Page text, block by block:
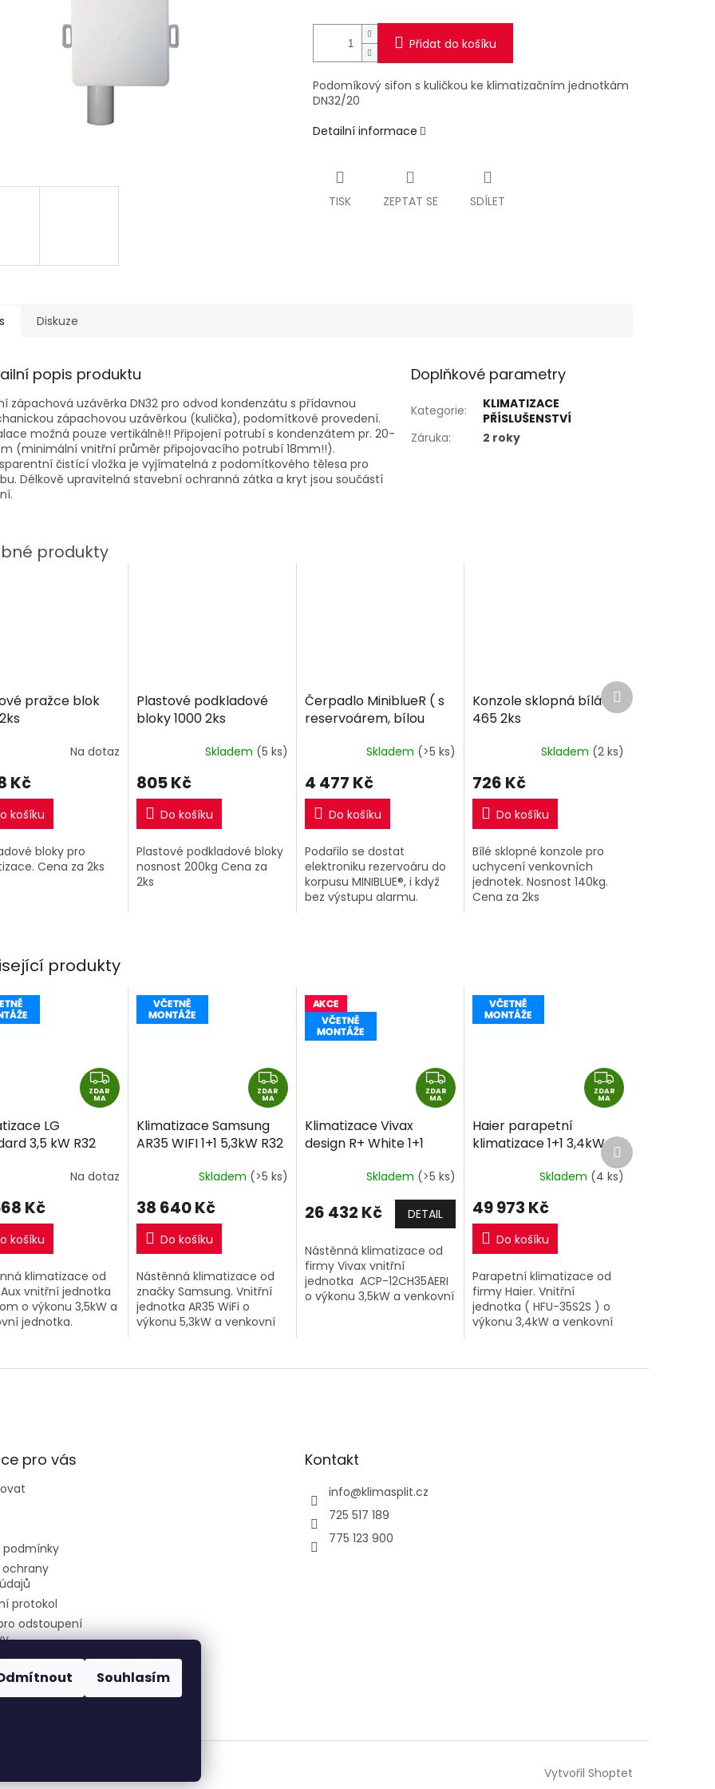
Souhlasím
Přidat do košíku
Podomíkový sifon s kuličkou ke klimatizačním jednotkám
DN32/20
Detailní informace
TISK ZEPTAT SE SDÍLET
produkty
Z
D
A
ZDAR
MA
LG
3,5 kW R32
Na dotaz
Kč
košíku
klimatizace od
vnitřní jednotka
o výkonu 3,5kW a
jednotka.
Z
D
R
M
A
ZDAR
MA
Klimatizace Samsung
AR35 WIFI 1+1 5,3kW R32
Skladem (>5 ks)
38 640 Kč
Do košíku
Nástěnná klimatizace od
značky Samsung. Vnitřní
jednotka AR35 WiFi o
výkonu 5,3kW a venkovní
Z
D
A
ZDAR
MA
Klimatizace Vivax
design R+ White 1+1
+dárek
Skladem (>5 ks)
26 432 Kč DETAIL
Nástěnná klimatizace od
firmy Vivax vnitřní
jednotka ACP-12CH35AERI
o výkonu 3,5kW a venkovní
Z
D
R
M
A
ZDAR
MA
Haier parapetní
klimatizace 1+1 3,4kW
R32 včetně montáže
Skladem (4 ks)
49 973 Kč
Do košíku
Parapetní klimatizace od
firmy Haier. Vnitřní
jednotka ( HFU-35S2S ) o
výkonu 3,4kW a venkovní
Další
produkt
Diskuze
popis produktu
zápachová uzávěrka DN32 pro odvod kondenzátu s přídavnou
zápachovou uzávěrkou (kulička), podomítkové provedení.
možná pouze vertikálně!! Připojení potrubí s kondenzátem pr. 20-
(minimální vnitřní průměr připojovacího potrubí 18mm!!).
čistící vložka je vyjímatelná z podomítkového tělesa pro
Délkově upravitelná stavební ochranná zátka a kryt jsou součástí
Doplňkové parametry
Kategorie:
KLIMATIZACE
PŘÍSLUŠENSTVÍ
Záruka: 2 roky
pražce blok
Na dotaz
Kč
košíku
bloky pro
Cena za 2ks
Plastové podkladové
bloky 1000 2ks
Skladem (5 ks)
805 Kč
Do košíku
Plastové podkladové bloky
nosnost 200kg Cena za
2ks
Čerpadlo MiniblueR ( s
reservoárem, bílou
Skladem (>5 ks)
4 477 Kč
Do košíku
Podařilo se dostat
elektroniku rezervoáru do
korpusu MINIBLUE®, i když
bez výstupu alarmu.
Konzole sklopná bílá
465 2ks
Skladem (2 ks)
726 Kč
Do košíku
Bílé sklopné konzole pro
uchycení venkovních
jednotek. Nosnost 140kg.
Cena za 2ks
Další
produkt
pro vás
protokol
odstoupení
Kontakt
info@klimasplit.cz
725 517 189
775 123 900
Vytvořil Shoptet